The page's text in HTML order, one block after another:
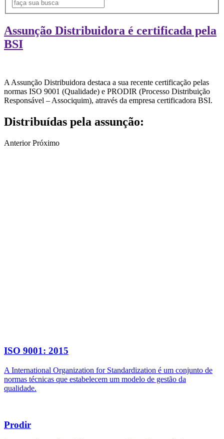
Assunção Distribuidora é certificada pela
BSI
A Assunção Distribuidora destaca a sua recente certificação pelas
normas ISO 9001 (Qualidade) e PRODIR (Processo Distribuição
Responsável – Associquim), através da empresa certificadora BSI.
Distribuídas pela assunção:
Anterior Próximo
ISO 9001: 2015
A International Organization for Standardization é um conjunto de
normas técnicas que estabelecem um modelo de gestão da
qualidade.
Prodir